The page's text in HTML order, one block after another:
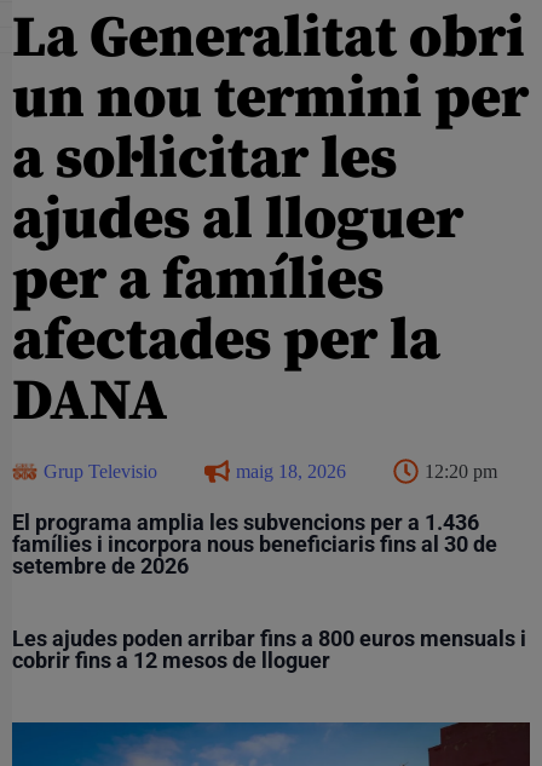
La Generalitat obri
un nou termini per
a sol·licitar les
ajudes al lloguer
per a famílies
afectades per la
DANA
Grup Televisio maig 18, 2026 12:20 pm
El programa amplia les subvencions per a 1.436
famílies i incorpora nous beneficiaris fins al 30 de
setembre de 2026
Les ajudes poden arribar fins a 800 euros mensuals i
cobrir fins a 12 mesos de lloguer